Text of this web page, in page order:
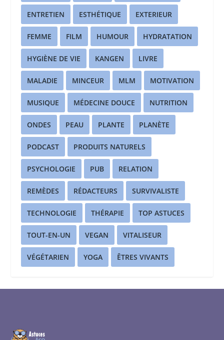
ENTRETIEN ESTHÉTIQUE EXTERIEUR
FEMME FILM HUMOUR HYDRATATION
HYGIÈNE DE VIE KANGEN LIVRE
MALADIE MINCEUR MLM MOTIVATION
MUSIQUE MÉDECINE DOUCE NUTRITION
ONDES PEAU PLANTE PLANÈTE
PODCAST PRODUITS NATURELS
PSYCHOLOGIE PUB RELATION
REMÈDES RÉDACTEURS SURVIVALISTE
TECHNOLOGIE THÉRAPIE TOP ASTUCES
TOUT-EN-UN VEGAN VITALISEUR
VÉGÉTARIEN YOGA ÊTRES VIVANTS